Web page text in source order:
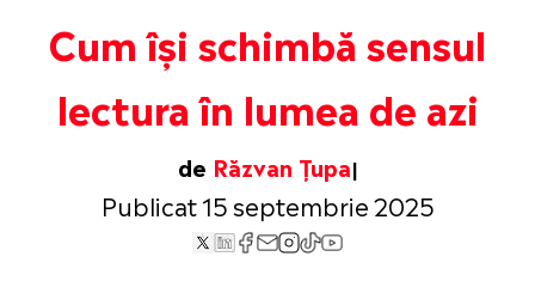
Cum își schimbă sensul
lectura în lumea de azi
de Răzvan Țupa
Publicat 15 septembrie 2025